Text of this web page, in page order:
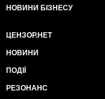
НОВИНИ БІЗНЕСУ
ЦЕНЗОР.НЕТ
НОВИНИ
ПОДІЇ
РЕЗОНАНС